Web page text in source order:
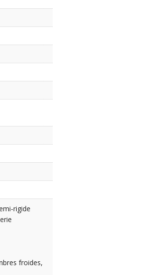
rigide
froides,